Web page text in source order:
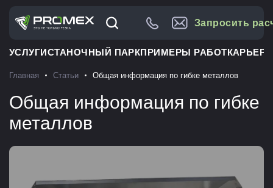
Запросить
УСЛУГИСТАНОЧНЫЙ ПАРКПРИМЕРЫ РАБОТКАРЬЕРА
Главная Статьи Общая информация по гибке металлов
Общая информация по гибке
металлов